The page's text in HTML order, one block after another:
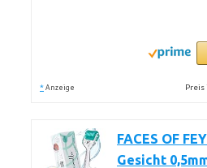
* Anzeige Preis
FACES OF
Gesicht